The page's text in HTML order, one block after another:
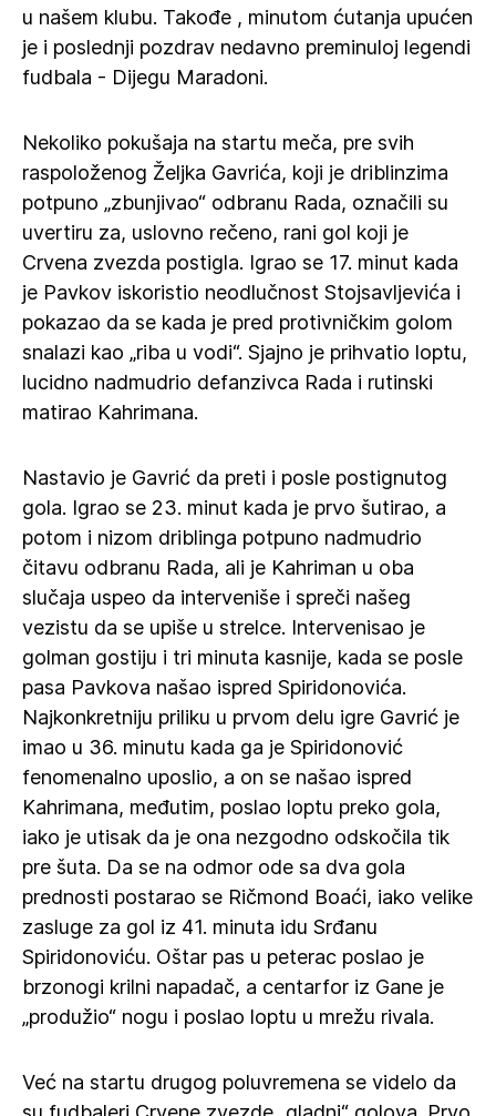
u našem klubu. Takođe , minutom ćutanja upućen
je i poslednji pozdrav nedavno preminuloj legendi
fudbala - Dijegu Maradoni.
Nekoliko pokušaja na startu meča, pre svih
raspoloženog Željka Gavrića, koji je driblinzima
potpuno „zbunjivao“ odbranu Rada, označili su
uvertiru za, uslovno rečeno, rani gol koji je
Crvena zvezda postigla. Igrao se 17. minut kada
je Pavkov iskoristio neodlučnost Stojsavljevića i
pokazao da se kada je pred protivničkim golom
snalazi kao „riba u vodi“. Sjajno je prihvatio loptu,
lucidno nadmudrio defanzivca Rada i rutinski
matirao Kahrimana.
Nastavio je Gavrić da preti i posle postignutog
gola. Igrao se 23. minut kada je prvo šutirao, a
potom i nizom driblinga potpuno nadmudrio
čitavu odbranu Rada, ali je Kahriman u oba
slučaja uspeo da interveniše i spreči našeg
vezistu da se upiše u strelce. Intervenisao je
golman gostiju i tri minuta kasnije, kada se posle
pasa Pavkova našao ispred Spiridonovića.
Najkonkretniju priliku u prvom delu igre Gavrić je
imao u 36. minutu kada ga je Spiridonović
fenomenalno uposlio, a on se našao ispred
Kahrimana, međutim, poslao loptu preko gola,
iako je utisak da je ona nezgodno odskočila tik
pre šuta. Da se na odmor ode sa dva gola
prednosti postarao se Ričmond Boaći, iako velike
zasluge za gol iz 41. minuta idu Srđanu
Spiridonoviću. Oštar pas u peterac poslao je
brzonogi krilni napadač, a centarfor iz Gane je
„produžio“ nogu i poslao loptu u mrežu rivala.
Već na startu drugog poluvremena se videlo da